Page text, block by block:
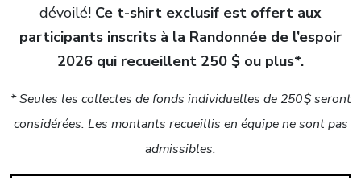
dévoilé! Ce t-shirt exclusif est offert aux
participants inscrits à la Randonnée de l’espoir
2026 qui recueillent 250 $ ou plus*.
* Seules les collectes de fonds individuelles de 250 $ seront
considérées. Les montants recueillis en équipe ne sont pas
admissibles.